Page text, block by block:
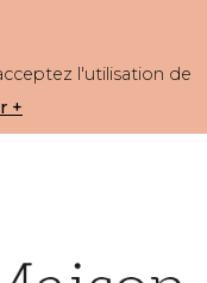
l'utilisation de
+